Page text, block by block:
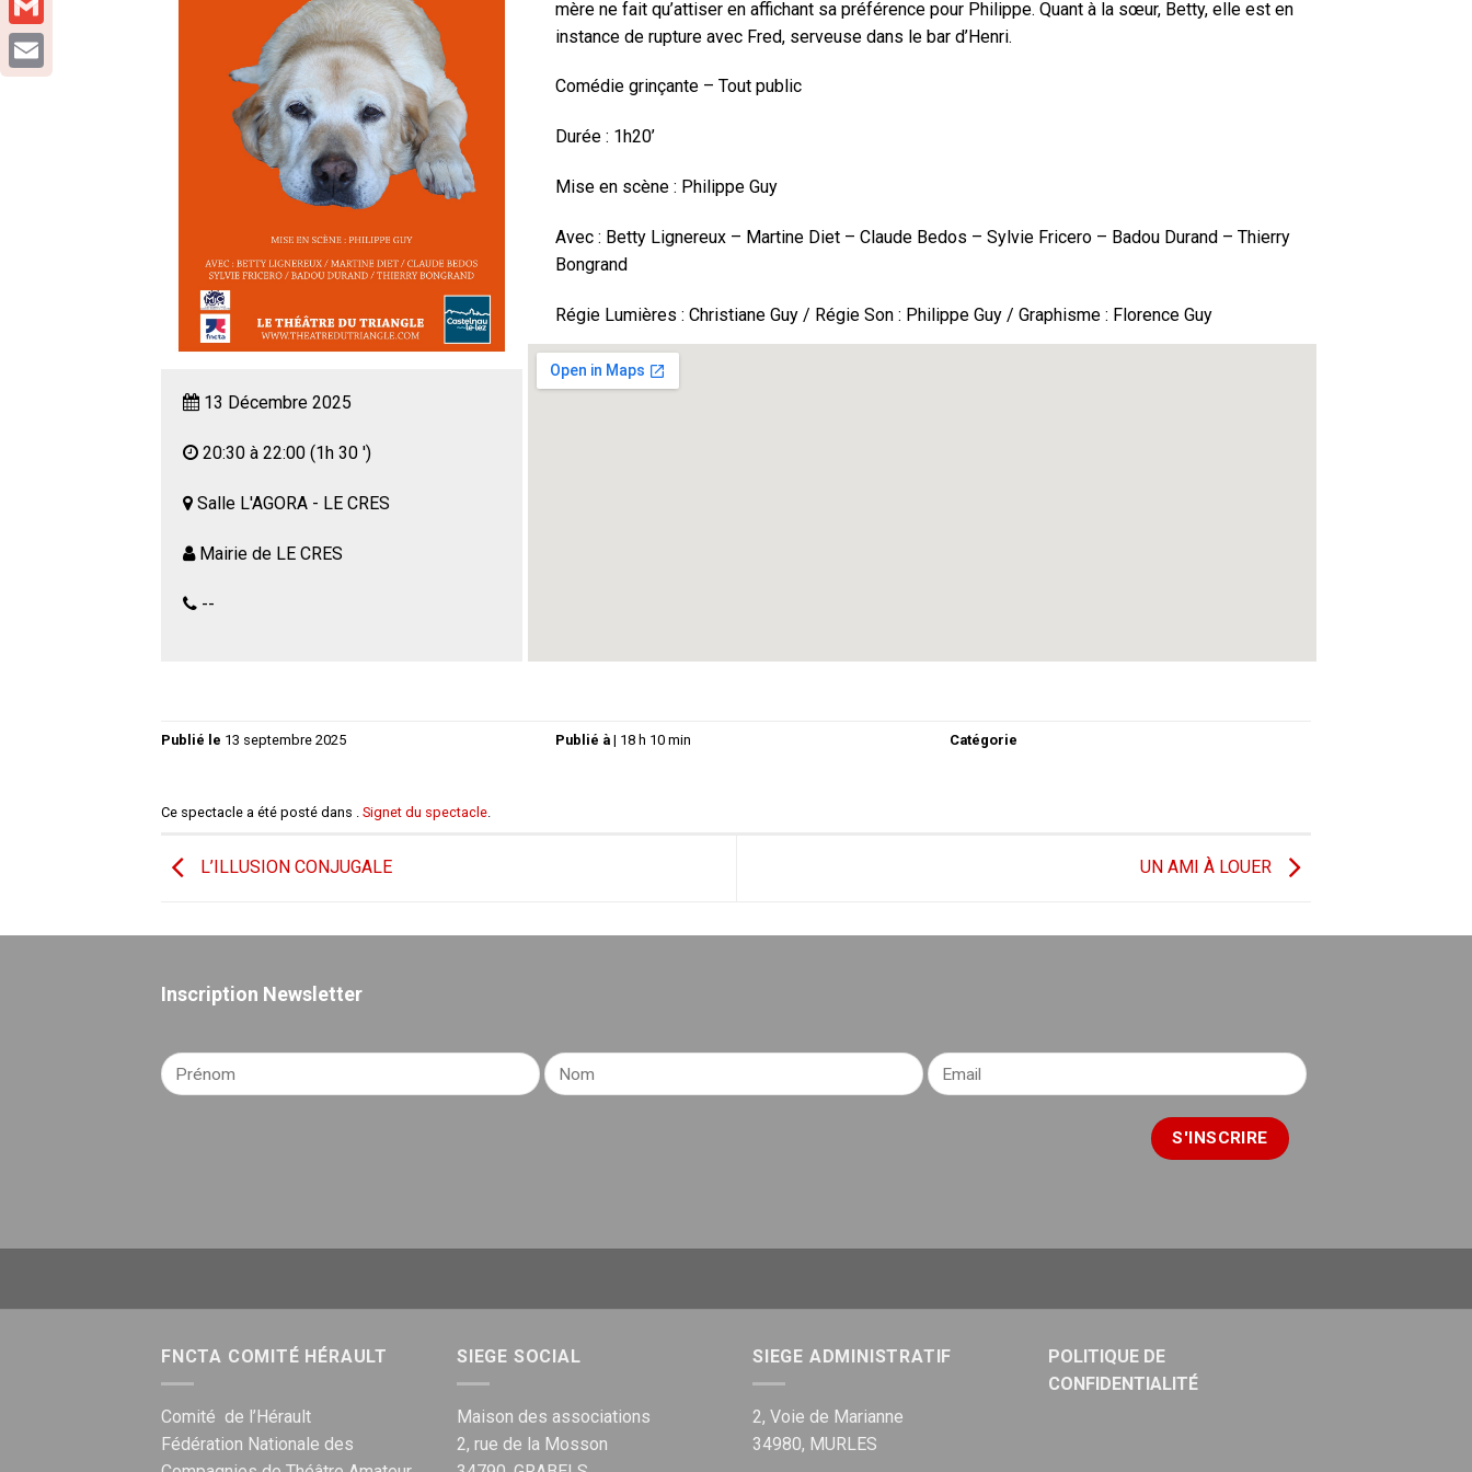
13 Décembre 2025
20:30 à 22:00 (1h 30 ')
Salle L'AGORA - LE CRES
Mairie de LE CRES
--
mère ne fait qu’attiser en affichant sa préférence pour Philippe. Quant à la sœur, Betty, elle est en
instance de rupture avec Fred, serveuse dans le bar d’Henri.
Comédie grinçante – Tout public
Durée : 1h20’
Mise en scène : Philippe Guy
Avec : Betty Lignereux – Martine Diet – Claude Bedos – Sylvie Fricero – Badou Durand – Thierry
Bongrand
Régie Lumières : Christiane Guy / Régie Son : Philippe Guy / Graphisme : Florence Guy
Publié le 13 septembre 2025 Publié à | 18 h 10 min Catégorie
Ce spectacle a été posté dans . Signet du spectacle.
L’ILLUSION CONJUGALE UN AMI À LOUER
Inscription Newsletter
FNCTA COMITÉ HÉRAULT
Comité de l’Hérault
Fédération Nationale des
SIEGE SOCIAL
Maison des associations
2, rue de la Mosson
SIEGE ADMINISTRATIF
2, Voie de Marianne
34980, MURLES
POLITIQUE DE
CONFIDENTIALITÉ
Gmail